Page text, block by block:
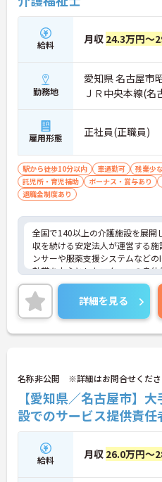
給料 月収 24.3万円～
勤務地
愛知県 名古屋市
ＪＲ中央本線(名
雇用形態 正社員(正職員)
駅から徒歩10分以内 車通勤可 残業少
託児所・育児補助
ボーナス・賞与あり
退職金制度あり
全国で140以上の介護施設を展開
収を続ける安定法人が運営する施
ンサーや服薬支援システムなどの
勤帯を中心としたスタッフの身
しています。独自のHITOWAアカ
的な研修制度や資格取得支援を通
られるほか、施設長や本部職へ
ひとりの希望に合わせた多様な
ます。住宅手当や子ども手当な
ステージが変化しても将来を見
続けられる環境が整っています。
★おすすめPOINT★
【ICT設備の導入で身体的な負担
す】
・見守りセンサーや服薬支援シ
帯の業務を設備でサポートしてい
務をカバーすることでスタッフが
詳細を見る
名称非公開 ※詳細はお問合せくだ
【愛知県／名古屋市】
設でのサービス提供責
給料 月収 26.0万円～